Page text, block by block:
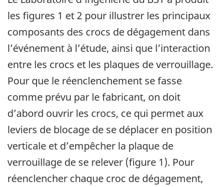
les figures 1 et 2 pour illustrer les principaux
composants des crocs de dégagement dans
l’événement à l’étude, ainsi que l’interaction
entre les crocs et les plaques de verrouillage.
Pour que le réenclenchement se fasse
comme prévu par le fabricant, on doit
d’abord ouvrir les crocs, ce qui permet aux
leviers de blocage de se déplacer en position
verticale et d’empêcher la plaque de
verrouillage de se relever (figure 1). Pour
réenclencher chaque croc de dégagement,